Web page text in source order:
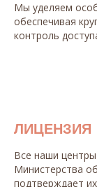
Мы уделяем
обеспечивая
контроль
ЛИЦЕНЗИЯ
Все наши
Министерства
подтверждает